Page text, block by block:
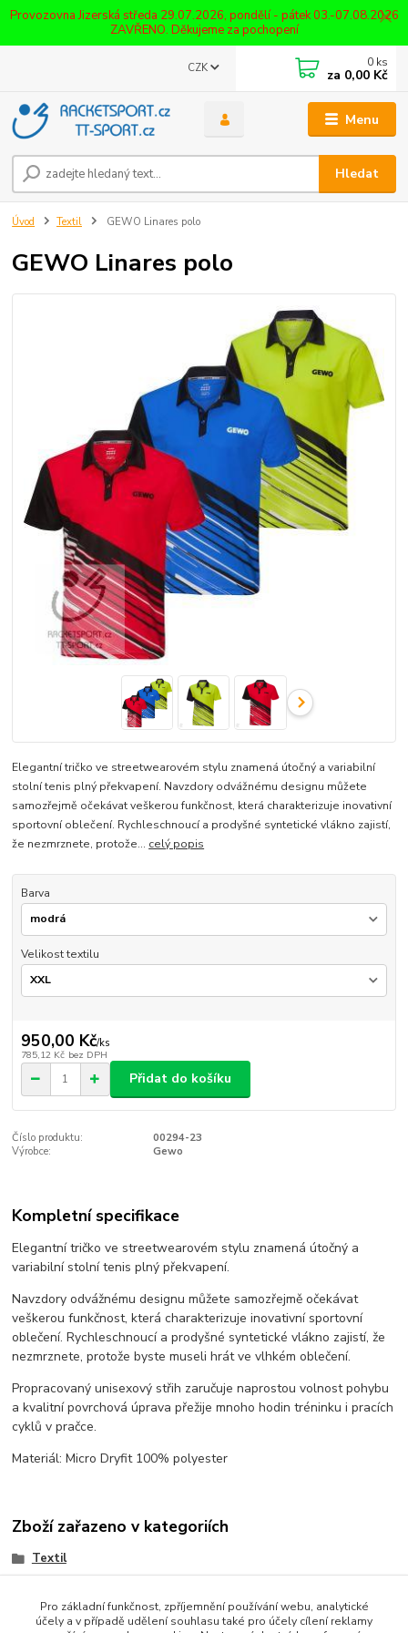
Provozovna Jizerská středa 29.07.2026, pondělí - pátek 03.-07.08.2026
ZAVŘENO. Děkujeme za pochopení
Menu
CZK
Hledat
0 ks
za 0,00 Kč
Úvod Textil GEWO Linares polo
GEWO Linares polo
Elegantní tričko ve streetwearovém stylu znamená útočný a variabilní
stolní tenis plný překvapení. Navzdory odvážnému designu můžete
samozřejmě očekávat veškerou funkčnost, která charakterizuje inovativní
sportovní oblečení. Rychleschnoucí a prodyšné syntetické vlákno zajistí,
že nezmrznete, protože... celý popis
Barva
Velikost textilu
950,00 Kč/ks
785,12 Kč bez DPH
Přidat do košíku
Číslo produktu:
00294-23
Výrobce:
Gewo
Kompletní specifikace
Elegantní tričko ve streetwearovém stylu znamená útočný a
variabilní stolní tenis plný překvapení.
Navzdory odvážnému designu můžete samozřejmě očekávat
veškerou funkčnost, která charakterizuje inovativní sportovní
oblečení. Rychleschnoucí a prodyšné syntetické vlákno zajistí, že
nezmrznete, protože byste museli hrát ve vlhkém oblečení.
Propracovaný unisexový střih zaručuje naprostou volnost pohybu
a kvalitní povrchová úprava přežije mnoho hodin tréninku i pracích
cyklů v pračce.
Materiál: Micro Dryfit 100% polyester
Zboží zařazeno v kategoriích
Textil
Pro základní funkčnost, zpříjemnění používání webu, analytické
účely a v případě udělení souhlasu také pro účely cílení reklamy